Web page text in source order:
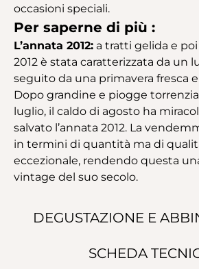
DEGUSTAZIONE E
SCHEDA
occasioni speciali.
Per saperne di più :
L’annata 2012: a tratti gelida e poi
2012 è stata caratterizzata da un
seguito da una primavera fresca
Dopo grandine e piogge
luglio, il caldo di agosto ha
salvato l’annata 2012. La
in termini di quantità ma di
eccezionale, rendendo questa
vintage del suo secolo.